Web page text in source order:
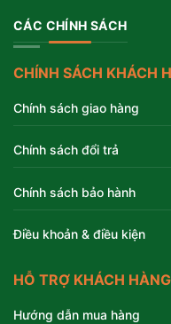
CÁC CHÍNH SÁCH
CHÍNH SÁCH KHÁCH
Chính sách giao hàng
Chính sách đổi trả
Chính sách bảo hành
Điều khoản & điều kiện
HỖ TRỢ KHÁCH HÀNG
Hướng dẫn mua hàng